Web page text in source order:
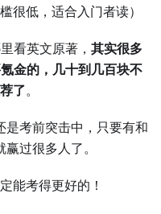
很低，适合入门者读）
看英文原著， 其实很多
金的，几十到几百块不
了。
是考前突击中，只要有和
过很多人了。
能考得更好的！